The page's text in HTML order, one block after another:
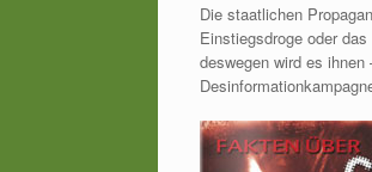
Die staatlichen
Einstiegsdroge oder
deswegen wird es